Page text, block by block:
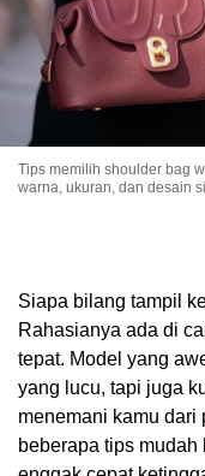
Tips memilih shoulder bag
warna, ukuran, dan desain
Siapa bilang tampil
Rahasianya ada di
tepat. Model yang
yang lucu, tapi juga
menemani kamu dari
beberapa tips
.